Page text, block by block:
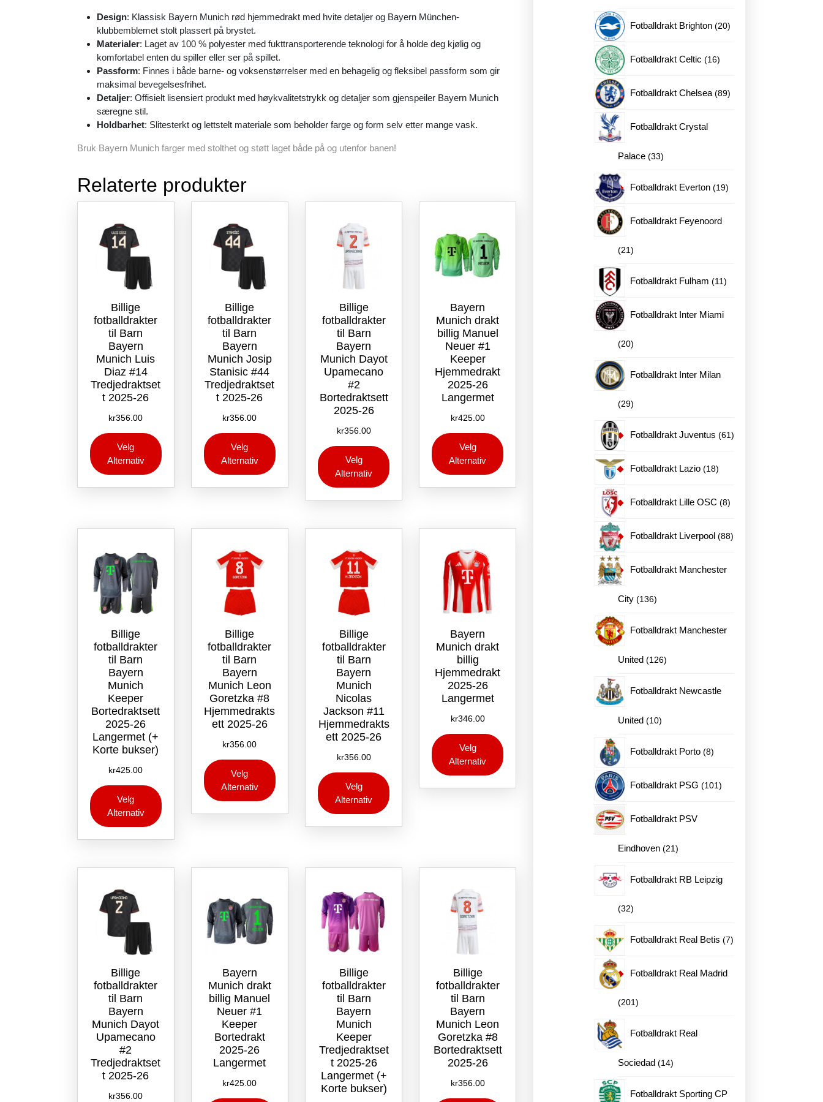
Design: Klassisk Bayern Munich rød hjemmedrakt med hvite detaljer og Bayern München-
klubbemblemet stolt plassert på brystet.
Materialer: Laget av 100 % polyester med fukttransporterende teknologi for å holde deg kjølig og
komfortabel enten du spiller eller ser på spillet.
Passform: Finnes i både barne- og voksenstørrelser med en behagelig og fleksibel passform som gir
maksimal bevegelsesfrihet.
Detaljer: Offisielt lisensiert produkt med høykvalitetstrykk og detaljer som gjenspeiler Bayern Munich
særegne stil.
Holdbarhet: Slitesterkt og lettstelt materiale som beholder farge og form selv etter mange vask.
Bruk Bayern Munich farger med stolthet og støtt laget både på og utenfor banen!
Relaterte produkter
Billige
fotballdrakter
til Barn
Bayern
Munich Luis
Diaz #14
Tredjedraktset
t 2025-26
kr356.00
Velg
Alternativ
produktet
har
varianter.
velges
Billige
fotballdrakter
til Barn
Bayern
Munich Josip
Stanisic #44
Tredjedraktset
t 2025-26
kr356.00
Velg
Alternativ
produktet
har
varianter.
Alternativene
velges
Billige
fotballdrakter
til Barn
Bayern
Munich Dayot
Upamecano
#2
Bortedraktsett
2025-26
kr356.00
Velg
Alternativ
produktet
har
varianter.
kan
Bayern
Munich drakt
billig Manuel
Neuer #1
Keeper
Hjemmedrakt
2025-26
Langermet
kr425.00
Velg
Alternativ
produktet
har
varianter.
velges
Billige
fotballdrakter
til Barn
Bayern
Munich
Keeper
Bortedraktsett
2025-26
Langermet (+
Korte bukser)
kr425.00
Velg
Alternativ
produktet
har
varianter.
kan
produktsiden
Billige
fotballdrakter
til Barn
Bayern
Munich Leon
Goretzka #8
Hjemmedrakts
ett 2025-26
kr356.00
Velg
Alternativ
produktet
har
varianter.
Alternativene
på
Billige
fotballdrakter
til Barn
Bayern
Munich
Nicolas
Jackson #11
Hjemmedrakts
ett 2025-26
kr356.00
Velg
Alternativ
produktet
har
varianter.
velges
Bayern
Munich drakt
billig
Hjemmedrakt
2025-26
Langermet
kr346.00
Velg
Alternativ
produktet
har
varianter.
Billige
fotballdrakter
til Barn
Bayern
Munich Dayot
Upamecano
#2
Tredjedraktset
t 2025-26
kr356.00
Bayern
Munich drakt
billig Manuel
Neuer #1
Keeper
Bortedrakt
2025-26
Langermet
kr425.00
Billige
fotballdrakter
til Barn
Bayern
Munich
Keeper
Tredjedraktset
t 2025-26
Langermet (+
Korte bukser)
Billige
fotballdrakter
til Barn
Bayern
Munich Leon
Goretzka #8
Bortedraktsett
2025-26
kr356.00
Fotballdrakt Brighton 2020
Fotballdrakt Celtic 1616
Fotballdrakt Chelsea 8989
Fotballdrakt Crystal
Palace 3333
Fotballdrakt Everton 1919
Fotballdrakt Feyenoord
2121
produkter
Fotballdrakt Fulham 1111
Fotballdrakt Inter Miami
2020
produkter
Fotballdrakt Inter Milan
2929
produkter
Fotballdrakt Juventus 6161
Fotballdrakt Lazio 1818
Fotballdrakt Lille OSC 88
Fotballdrakt Liverpool 8888
Fotballdrakt Manchester
City 136136
Fotballdrakt Manchester
United 126126
Fotballdrakt Newcastle
United 1010
Fotballdrakt Porto 88
Fotballdrakt PSG 101101
Fotballdrakt PSV
Eindhoven 2121
Fotballdrakt RB Leipzig
3232
produkter
Fotballdrakt Real Betis 77
Fotballdrakt Real Madrid
201201
produkter
Fotballdrakt Real
Sociedad 1414
Fotballdrakt Sporting CP